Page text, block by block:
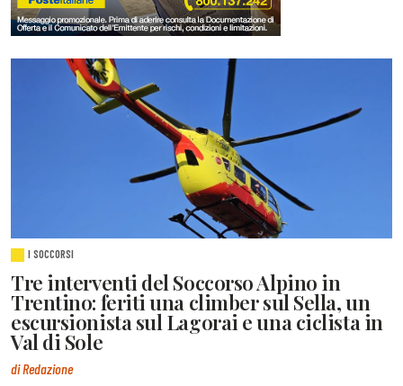
I SOCCORSI
Tre interventi del Soccorso Alpino in
Trentino: feriti una climber sul Sella, un
escursionista sul Lagorai e una ciclista in
Val di Sole
di Redazione